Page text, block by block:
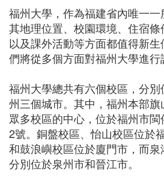
福州大學，作為福建省內唯一一
其地理位置、校園環境、住宿
以及課外活動等方面都值得新
們將從多個方面對福州大學進行
福州大學總共有六個校區，分
州三個城市。其中，福州本部
眾多校區的中心，位於福州市
2號。銅盤校區、怡山校區位於
和鼓浪嶼校區位於廈門市，而
分別位於泉州市和晉江市。